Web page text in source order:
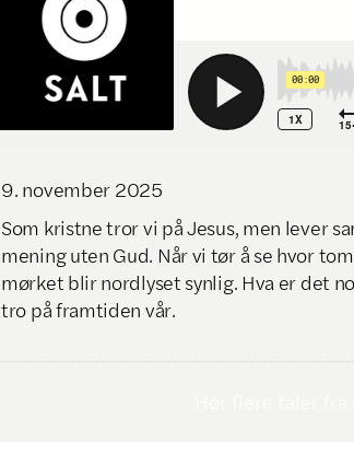
9. november 2025
Som kristne tror vi på Jesus, men lever
mening uten Gud. Når vi tør å se hvor
mørket blir nordlyset synlig. Hva er det
tro på framtiden vår.